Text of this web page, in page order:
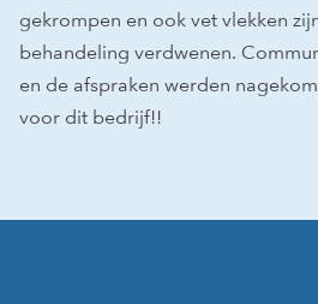
gekrompen en ook vet vlekken
behandeling verdwenen.
en de afspraken werden
voor dit bedrijf!!